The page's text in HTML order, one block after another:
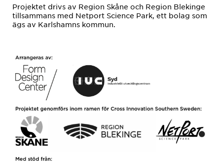
Projektet drivs av Region Skåne och Region Blekinge
tillsammans med Netport Science Park, ett bolag som
ägs av Karlshamns kommun.